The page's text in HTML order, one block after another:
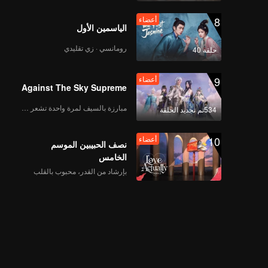
8
حلقة 40
أعضاء
الياسمين الأول
رومانسي · زي تقليدي
9
534تم تجديد الحلقة
أعضاء
Against The Sky Supreme
10 أعضاء
نصف الحبيبين الموسم
الخامس
بإرشاد من القدر، محبوب بالقلب